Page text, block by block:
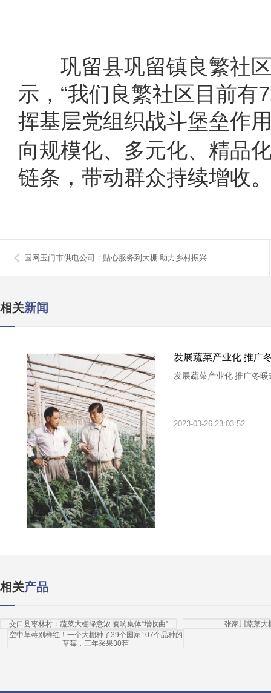
巩留县巩留镇良繁社区
示，“我们良繁社区目前有
挥基层党组织战斗堡垒作
向规模化、多元化、精品
链条，带动群众持续增收
国网玉门市供电公司：贴心服务到大棚 助力乡村振兴
相关新闻
发展蔬菜产业化 推广
发展蔬菜产业化 推广冬
2023-03-26 23:03:52
相关产品
交口县枣林村：蔬菜大棚绿意浓 奏响集体“增收曲”
张家川蔬菜大
空中草莓别样红！一个大棚种了39个国家107个品种的
草莓，三年采果30茬